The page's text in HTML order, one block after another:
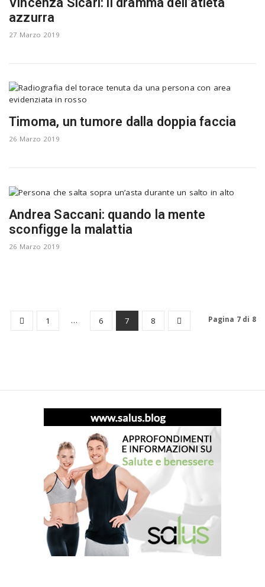
azzurra
27 Marzo 2019
Timoma, un tumore dalla doppia faccia
26 Marzo 2019
Andrea Saccani: quando la mente
sconfigge la malattia
26 Marzo 2019
1 … 6 7 8 Pagina 7 di 8